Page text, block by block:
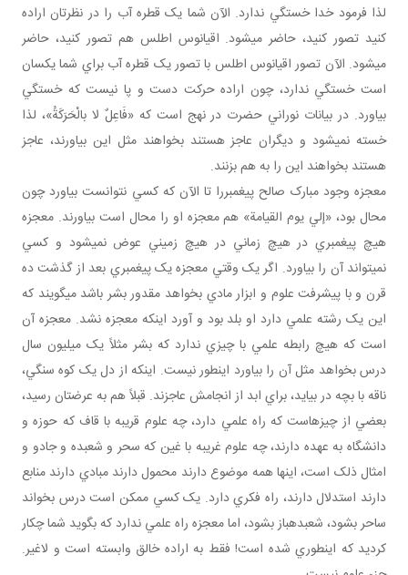
لذا فرمود خدا خستگي ندارد. الآن شما يک قطره آب را در نظرتان اراده
کنيد تصور کنيد، حاضر مي شود. اقيانوس اطلس هم تصور کنيد، حاضر
مي شود. الآن تصور اقيانوس اطلس با تصور يک قطره آب براي شما يکسان
است خستگي ندارد، چون اراده حرکت دست و پا نيست که خستگي
بياورد. در بيانات نوراني حضرت در نهج است که «فَاعِلٌ لا بالْحَرَكَةُ»، لذا
خسته نمي شود و ديگران عاجز هستند بخواهند مثل اين بياورند، عاجز
هستند بخواهند اين را به هم بزنند.
معجزه وجود مبارک صالح پيغمبررا تا الآن که کسي نتوانست بياورد چون
محال بود، «إلي يوم القيامة» هم معجزه او را محال است بياورند. معجزه
هيچ پيغمبري در هيچ زماني در هيچ زميني عوض نمي شود و کسي
نمي تواند آن را بياورد. اگر يک وقتي معجزه يک پيغمبري بعد از گذشت ده
قرن و با پيشرفت علوم و ابزار مادي بخواهد مقدور بشر باشد مي گويند که
اين يک رشته علمي دارد او بلد بود و آورد اينکه معجزه نشد. معجزه آن
است که هيچ رابطه علمي با چيزي ندارد که بشر مثلاً يک ميليون سال
درس بخواهد مثل آن را بياورد اين طور نيست. اينکه از دل يک کوه سنگي،
ناقه با بچه در بيايد، براي ابد از انجامش عاجزند. قبلاً هم به عرضتان رسيد،
بعضي از چيزهاست که راه علمي دارد، چه علوم قريبه با قاف که حوزه و
دانشگاه به عهده دارند، چه علوم غريبه با غين که سحر و شعبده و جادو و
امثال ذلک است، اينها همه موضوع دارند محمول دارند مبادي دارند منابع
دارند استدلال دارند، راه فکري دارد. يک کسي ممکن است درس بخواند
ساحر بشود، شعبده باز بشود، اما معجزه راه علمي ندارد که بگويد شما چکار
کرديد که اينطوري شده است! فقط به اراده خالق وابسته است و لاغير.